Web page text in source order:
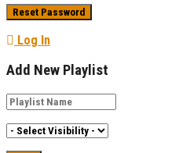
Log In
Add New Playlist